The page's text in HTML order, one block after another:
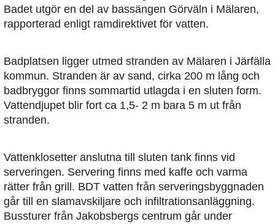
Badet utgör en del av bassängen Görväln i Mälaren,
rapporterad enligt ramdirektivet för vatten.
Badplatsen ligger utmed stranden av Mälaren i Järfälla
kommun. Stranden är av sand, cirka 200 m lång och
badbryggor finns sommartid utlagda i en sluten form.
Vattendjupet blir fort ca 1,5- 2 m bara 5 m ut från
stranden.
Vattenklosetter anslutna till sluten tank finns vid
serveringen. Servering finns med kaffe och varma
rätter från grill. BDT vatten från serveringsbyggnaden
går till en slamavskiljare och infiltrationsanläggning.
Bussturer från Jakobsbergs centrum går under